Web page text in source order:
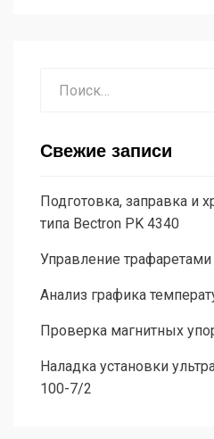
Свежие записи
Подготовка, заправка и
типа Bectron PK 4340
Управление трафаретами
Анализ графика
Проверка магнитных
Наладка установки
100-7/2